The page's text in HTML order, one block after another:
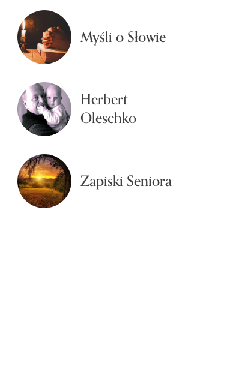
Myśli o Słowie
Herbert
Oleschko
Zapiski Seniora